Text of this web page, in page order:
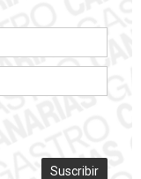
Suscribir